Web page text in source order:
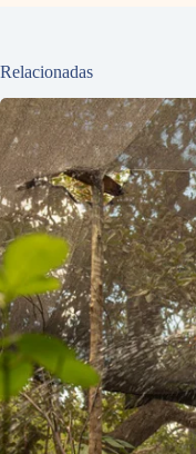
Relacionadas